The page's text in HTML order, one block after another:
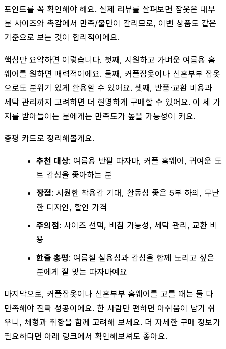
포인트를 꼭 확인해야 해요. 실제 리뷰를 살펴보면 잠옷은 대부
분 사이즈와 촉감에서 만족/불만이 갈리므로, 이번 상품도 같은
기준으로 보는 것이 합리적이에요.
핵심만 요약하면 이렇습니다. 첫째, 시원하고 가벼운 여름용 홈
웨어를 원하면 매력적이에요. 둘째, 커플잠옷이나 신혼부부 잠옷
으로도 분위기 있게 활용할 수 있어요. 셋째, 반품·교환 비용과
세탁 관리까지 고려하면 더 현명하게 구매할 수 있어요. 이 세 가
지를 받아들이는 분에게는 만족도가 높을 가능성이 커요.
총평 카드로 정리해볼게요.
추천 대상: 여름용 반팔 파자마, 커플 홈웨어, 귀여운 도
트 감성을 좋아하는 분
장점: 시원한 착용감 기대, 활동성 좋은 5부 하의, 무난
한 디자인, 할인 가격
주의점: 사이즈 선택, 비침 가능성, 세탁 관리, 교환 비
용
한줄 총평: 여름철 실용성과 감성을 함께 노리고 싶은
분에게 잘 맞는 파자마예요
마지막으로, 커플잠옷이나 신혼부부 홈웨어를 고를 때는 둘 다
만족해야 진짜 성공이에요. 한 사람만 편하면 아쉬움이 남기 쉬
우니, 체형과 취향을 함께 고려해 보세요. 더 자세한 구매 정보가
필요하다면 아래 링크에서 확인해보셔도 좋아요.